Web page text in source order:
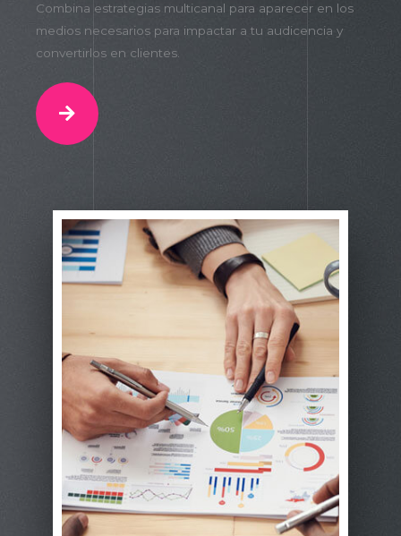
Combina estrategias multicanal para aparecer en los
medios necesarios para impactar a tu audicencia y
convertirlos en clientes.